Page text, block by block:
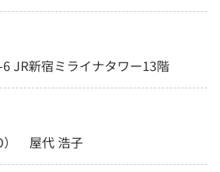
JR新宿ミライナタワー13階
） 屋代 浩子